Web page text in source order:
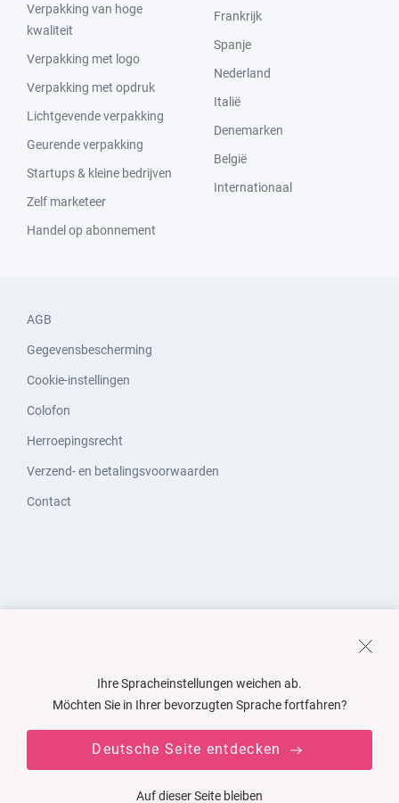
Verpakking van hoge
kwaliteit
Verpakking met logo
Verpakking met opdruk
Lichtgevende verpakking
Geurende verpakking
Startups & kleine bedrijven
Zelf marketeer
Handel op abonnement
Frankrijk
Spanje
Nederland
Italië
Denemarken
België
Internationaal
AGB
Gegevensbescherming
Cookie-instellingen
Colofon
Herroepingsrecht
Verzend- en betalingsvoorwaarden
Contact
Ihre Spracheinstellungen weichen ab.
Möchten Sie in Ihrer bevorzugten Sprache fortfahren?
Deutsche Seite entdecken
Auf dieser Seite bleiben